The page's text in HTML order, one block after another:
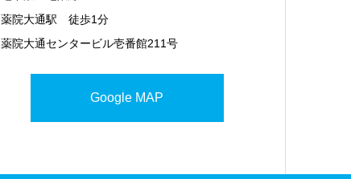
薬院大通駅 徒歩1分
薬院大通センタービル壱番館211号
Google MAP